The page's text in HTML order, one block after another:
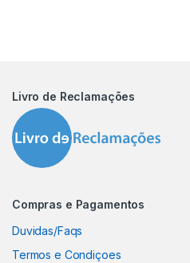
Livro de Reclamações
Compras e Pagamentos
Duvidas/Faqs
Termos e Condiçoes